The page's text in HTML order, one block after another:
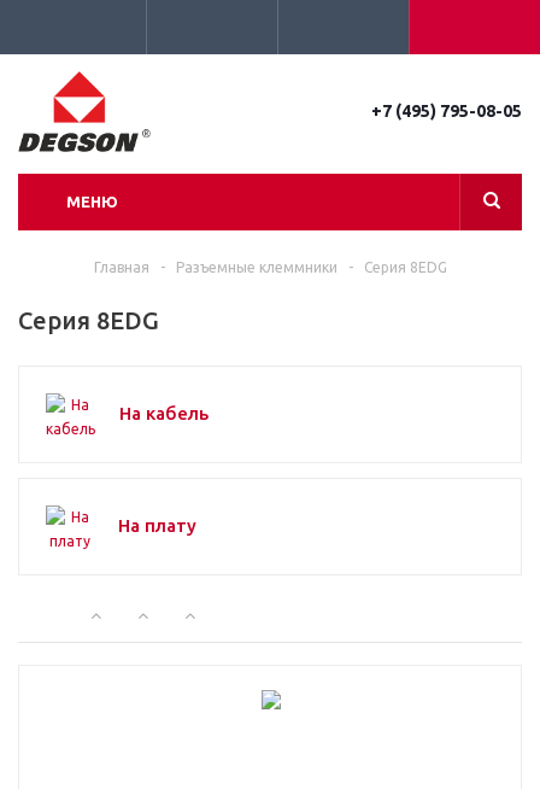
+7 (495) 795-08-05
МЕНЮ
Главная - Разъемные клеммники - Серия 8EDG
Серия 8EDG
На кабель
На плату